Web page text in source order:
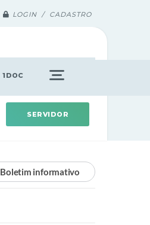
LOGIN / CADASTRO
1DOC
SERVIDOR
Boletim informativo